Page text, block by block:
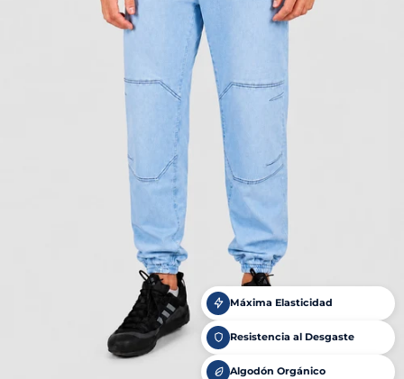
Máxima Elasticidad
Resistencia al Desgaste
Algodón Orgánico